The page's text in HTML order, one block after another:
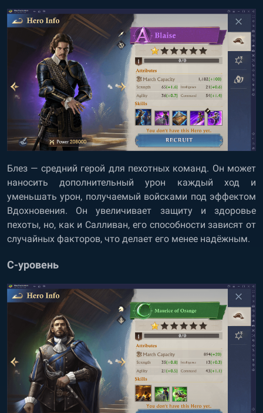
Блез — средний герой для пехотных команд. Он может
наносить дополнительный урон каждый ход и
уменьшать урон, получаемый войсками под эффектом
Вдохновения. Он увеличивает защиту и здоровье
пехоты, но, как и Салливан, его способности зависят от
случайных факторов, что делает его менее надёжным.
C-уровень